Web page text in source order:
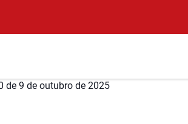
de 9 de outubro de 2025